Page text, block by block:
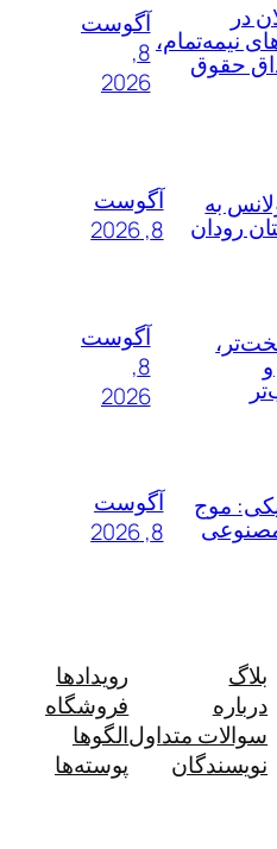
در
نیمه‌تمام،
حقوق
آگوست
8,
2026
به
رودان
آگوست
8, 2026
آگوست
8,
2026
موج
آگوست
8, 2026
بلاگ
درباره
سوالات متداول
نویسندگان
رویدادها
فروشگاه
الگوها
پوسته‌ها